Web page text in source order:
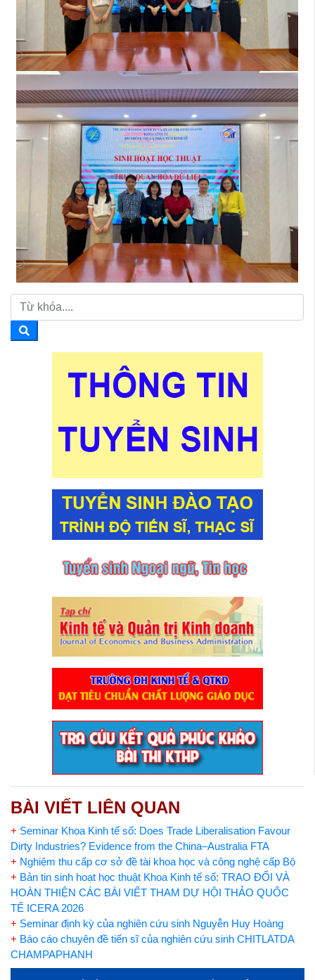
BÀI VIẾT LIÊN QUAN
+ Seminar Khoa Kinh tế số: Does Trade Liberalisation Favour
Dirty Industries? Evidence from the China–Australia FTA
+ Nghiệm thu cấp cơ sở đề tài khoa học và công nghệ cấp Bộ
+ Bản tin sinh hoạt học thuật Khoa Kinh tế số: TRAO ĐỔI VÀ
HOÀN THIỆN CÁC BÀI VIẾT THAM DỰ HỘI THẢO QUỐC
TẾ ICERA 2026
+ Seminar định kỳ của nghiên cứu sinh Nguyễn Huy Hoàng
+ Báo cáo chuyên đề tiến sĩ của nghiên cứu sinh CHITLATDA
CHAMPAPHANH